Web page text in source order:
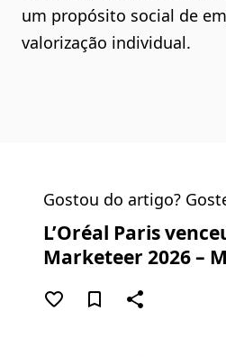
um propósito social de
valorização individual.
Gostou do artigo?
L’Oréal Paris
Marketeer 2026 –
favorite_border bookmark_border share